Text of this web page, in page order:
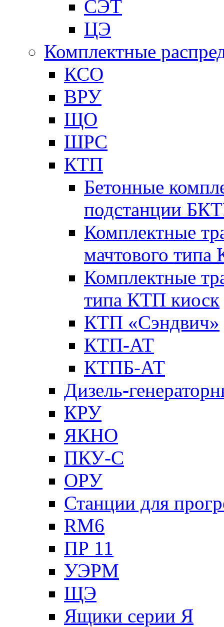
СЭТ
ЦЭ
Комплектные
КСО
ВРУ
ЩО
ШРС
КТП
Бетонные
подстанции
Комплектные
мачтового
Комплектные
типа КТП киоск
КТП «Сэндвич»
КТП-АТ
КТПБ-АТ
Дизель-
КРУ
ЯКНО
ПКУ-С
ОРУ
Станции для
RM6
ПР 11
УЭРМ
ЩЭ
Ящики серии Я